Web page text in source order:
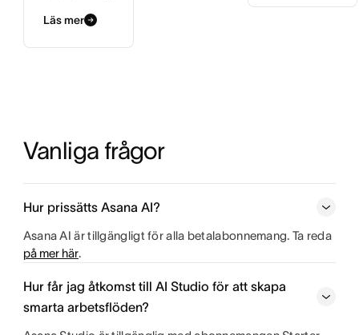
Läs mer
Vanliga frågor
Hur prissätts Asana AI?
Asana AI är tillgängligt för alla betalabonnemang. Ta reda
på mer här.
Hur får jag åtkomst till AI Studio för att skapa
smarta arbetsflöden?